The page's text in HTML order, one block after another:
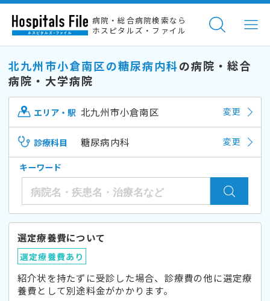
病院・総合病院検索なら
ホスピタルズ・ファイル
北九州市小倉南区の糖尿病内科の病院・総合
病院・大学病院
エリア・駅 北九州市小倉南区 変更
診療科目 糖尿病内科 変更
キーワード
選定療養費について
選定療養費あり
紹介状を持たずに受診した場合、診療費の他に選定療
養費として別途料金がかかります。